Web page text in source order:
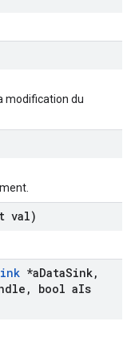
modification du
t val)
*aDataSink,
, bool aIs